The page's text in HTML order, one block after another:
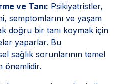
ve Tanı: Psikiyatristler,
semptomlarını ve yaşam
doğru bir tanı koymak için
yaparlar. Bu
sağlık sorunlarının temel
önemlidir.